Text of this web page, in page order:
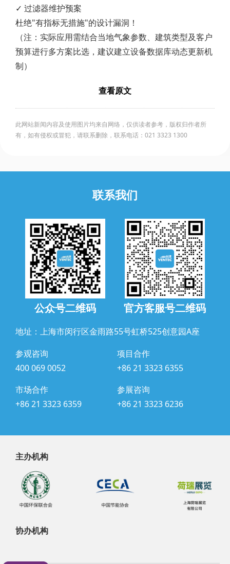
✓ 过滤器维护预案
杜绝"有指标无措施"的设计漏洞！
（注：实际应用需结合当地气象参数、建筑类型及客户
预算进行多方案比选，建议建立设备数据库动态更新机
制）
查看原文
此网站新闻内容及使用图片均来自网络，仅供读者参考，版权归作者所
有，如有侵权或冒犯，请联系删除，联系电话：021 3323 1300
联系我们
公众号二维码 官方客服号二维码
地址：上海市闵行区金雨路55号虹桥525创意园A座
参观咨询
400 069 0052
项目合作
+86 21 3323 6355
市场合作
+86 21 3323 6359
参展咨询
+86 21 3323 6236
主办机构
协办机构